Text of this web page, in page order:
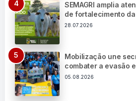
SEMAGRI amplia
de fortalecimento
28.07.2026
Mobilização une
combater a evasão
05.08.2026